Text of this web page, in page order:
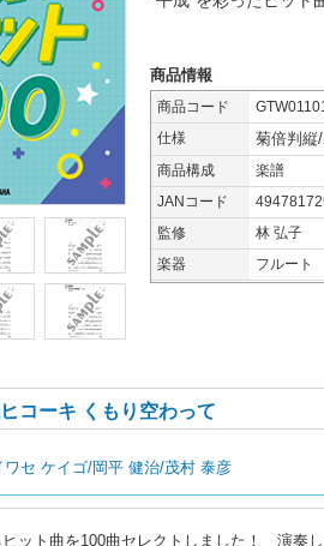
商品情報
商品コード
仕様
菊倍判縦
商品構成
楽譜
JANコード
監修
林 弘子
楽器
フルート
コーキ くもり空わって
ワセ ケイゴ/岡平 健治/茂村 泰彦
ヒット曲を100曲セレクトしました！ 演奏